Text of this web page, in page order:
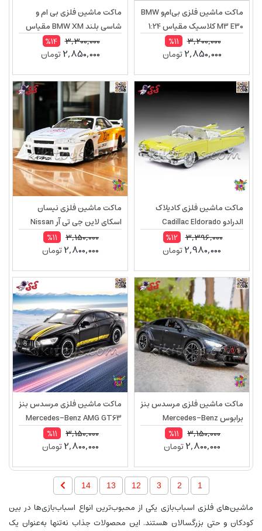
ماکت ماشین فلزی بی‌ام‌و BMW
M3 E30 کلاسیک مقیاس 1:24
3,200,000
%11
2,850,000تومان
ماکت ماشین فلزی بی ام و
شاسی بلند BMW XM مقیاس
3,300,000
%14
2,850,000تومان
ماکت ماشین فلزی کادیلاک
الدرادو Cadillac Eldorado
Biarritz 1959 مقیاس 1:24
3,396,000
%12
2,980,000تومان
ماکت ماشین فلزی نیسان
اسکای لاین جی تی آر Nissan
Skyline Ares GTR R34 مقیاس
3,150,000
%11
2,800,000تومان
ماکت ماشین فلزی مرسدس‌ بنز
برابوس Mercedes-Benz
Brabus Rocket 900 AMG
مقیاس 1:24
3,150,000
%11
2,800,000تومان
ماکت ماشین فلزی مرسدس‌ بنز
Mercedes-Benz AMG GT63
مقیاس 1:243,150,000
%11
2,800,000تومان
1
2
3
12
13
14
ماشین‌های فلزی اسباب‌بازی یکی از محبوب‌ترین انواع اسباب‌بازی‌ها در بین
کودکان و حتی بزرگسالان هستند. این محصولات جذاب نه‌تنها به‌عنوان یک